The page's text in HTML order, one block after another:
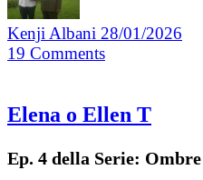
Kenji Albani 28/01/2026
19 Comments
Elena o Ellen T
Ep. 4 della Serie: